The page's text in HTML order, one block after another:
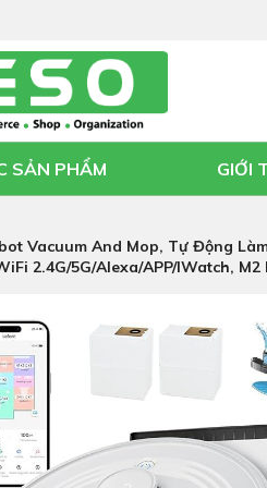
SẢN PHẨM GIỚI
Vacuum And Mop, Tự Động
2.4G/5G/Alexa/APP/iWatch, M2